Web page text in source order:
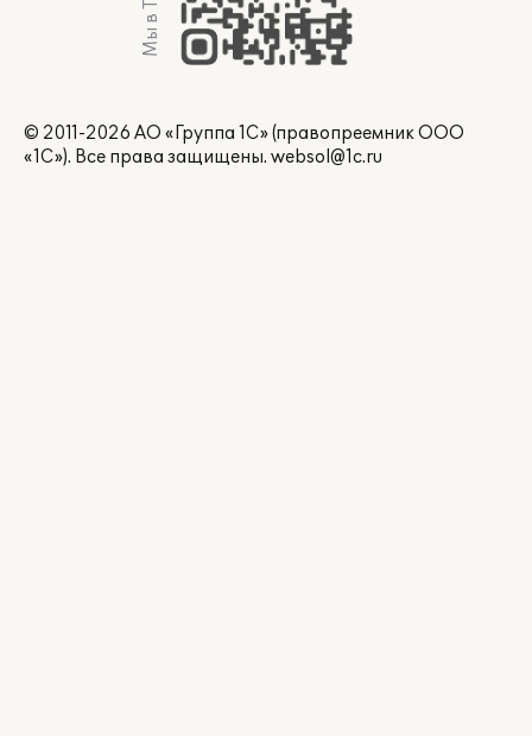
© 2011-2026 АО «Группа 1С» (правопреемник ООО
«1С»). Все права защищены. websol@1c.ru